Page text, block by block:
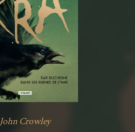
John Crowley